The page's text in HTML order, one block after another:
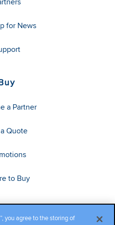
for News
a Partner
Quote
to Buy
you agree to the storing of